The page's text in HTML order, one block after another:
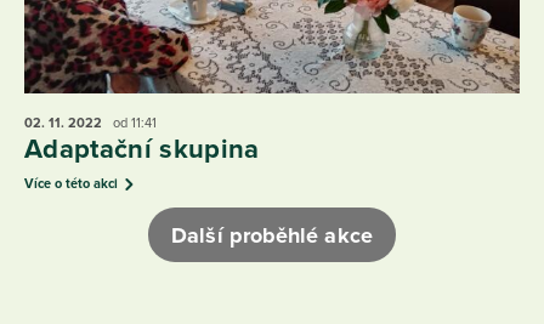
02. 11. 2022 od 11:41
Adaptační skupina
Více o této akci
Další proběhlé akce